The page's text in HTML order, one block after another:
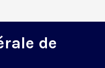
de